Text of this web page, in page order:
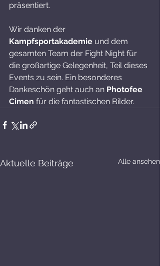
präsentiert.
Wir danken der
Kampfsportakademie und dem
gesamten Team der Fight Night für
die großartige Gelegenheit, Teil dieses
Events zu sein. Ein besonderes
Dankeschön geht auch an Photofee
Cimen für die fantastischen Bilder.
Aktuelle Beiträge Alle ansehen